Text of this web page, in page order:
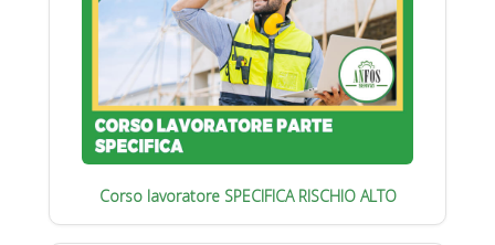
Corso lavoratore SPECIFICA RISCHIO ALTO